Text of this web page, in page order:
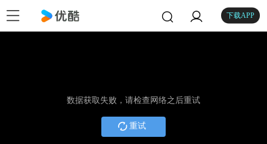
下载APP
数据获取失败，请检查网络之后重试
重试